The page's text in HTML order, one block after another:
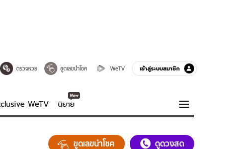
ตรวจหวย ขูดเลขนำโชค WeTV เข้าสู่ระบบสมาชิก
WeTV นิยาย
ความรู้รอบตัว
ขูดเลขนำโชค ดูดวงสด